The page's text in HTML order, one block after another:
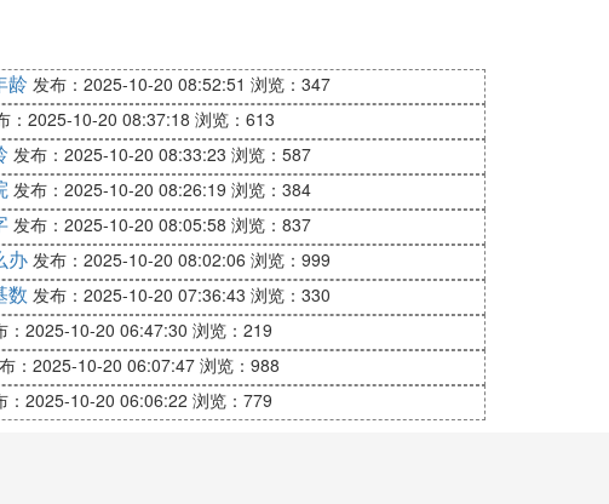
去办理，一般去当地的档案存档机构提取个人
时退休的人员，会按月发放独生子女补贴，比如
算公式都是一样的，主要包括基础养老金和个人
外计算过渡性养老金。个体工商户经营期间，
月按照缴费基数的8%划入个人账户。
龄 发布：2025-10-20 08:52:51 浏览：347
：2025-10-20 08:37:18 浏览：613
发布：2025-10-20 08:33:23 浏览：587
发布：2025-10-20 08:26:19 浏览：384
发布：2025-10-20 08:05:58 浏览：837
办 发布：2025-10-20 08:02:06 浏览：999
数 发布：2025-10-20 07:36:43 浏览：330
：2025-10-20 06:47:30 浏览：219
：2025-10-20 06:07:47浏览：988
：2025-10-20 06:06:22 浏览：779